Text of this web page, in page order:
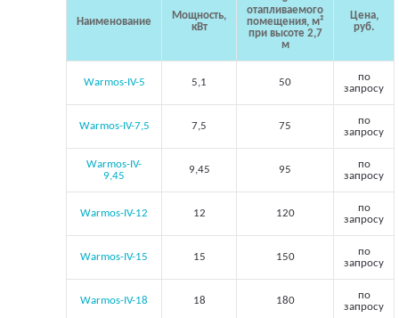
Наименование
Мощность,
кВт
отапливаемого
помещения, м²
при высоте 2,7
м
Цена,
руб.
Warmos-IV-5 5,1 50
по
запросу
Warmos-IV-7,5 7,5 75
по
запросу
Warmos-IV-
9,45
9,45 95
по
запросу
Warmos-IV-12 12 120
по
запросу
Warmos-IV-15 15 150
по
запросу
Warmos-IV-18 18 180
по
запросу